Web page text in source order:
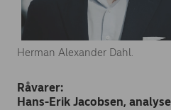
Herman Alexander Dahl.
Råvarer:
Hans-Erik Jacobsen,